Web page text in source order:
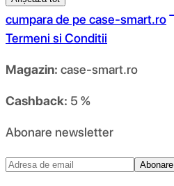
cumpara de pe case-smart.ro
Termeni si Conditii
Magazin: case-smart.ro
Cashback: 5 %
Abonare newsletter
Abonare